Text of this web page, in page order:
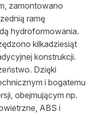
zamontowano
ramę
hydroformowania.
kilkadziesiąt
konstrukcji.
Dzięki
i bogatemu
obejmującym np.
ABS i